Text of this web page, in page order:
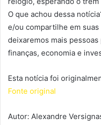
O que achou dessa
e/ou compartilhe em
deixaremos mais
finanças, economia e
Esta notícia foi
Fonte original
Autor: Alexandre